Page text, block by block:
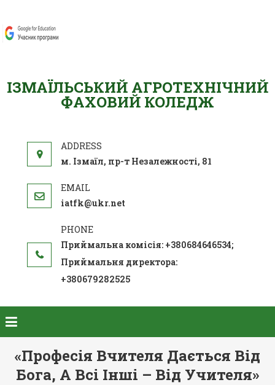
ІЗМАЇЛЬСЬКИЙ АГРОТЕХНІЧНИЙ
ФАХОВИЙ КОЛЕДЖ
м. Ізмаїл, пр-т Незалежності, 81
iatfk@ukr.net
Приймальна комісія: +380684646534;
Приймальня директора:
+380679282525
«Професія Вчителя Дається Від
Бога, А Всі Інші – Від Учителя»